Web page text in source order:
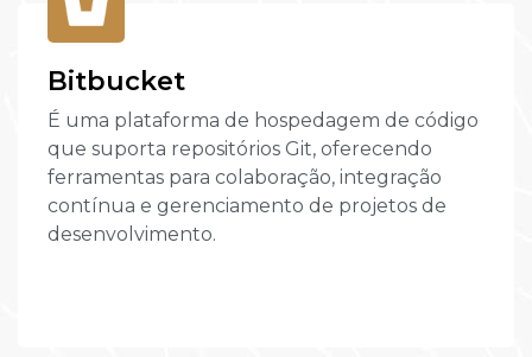
Bitbucket
É uma plataforma de hospedagem de código
que suporta repositórios Git, oferecendo
ferramentas para colaboração, integração
contínua e gerenciamento de projetos de
desenvolvimento.